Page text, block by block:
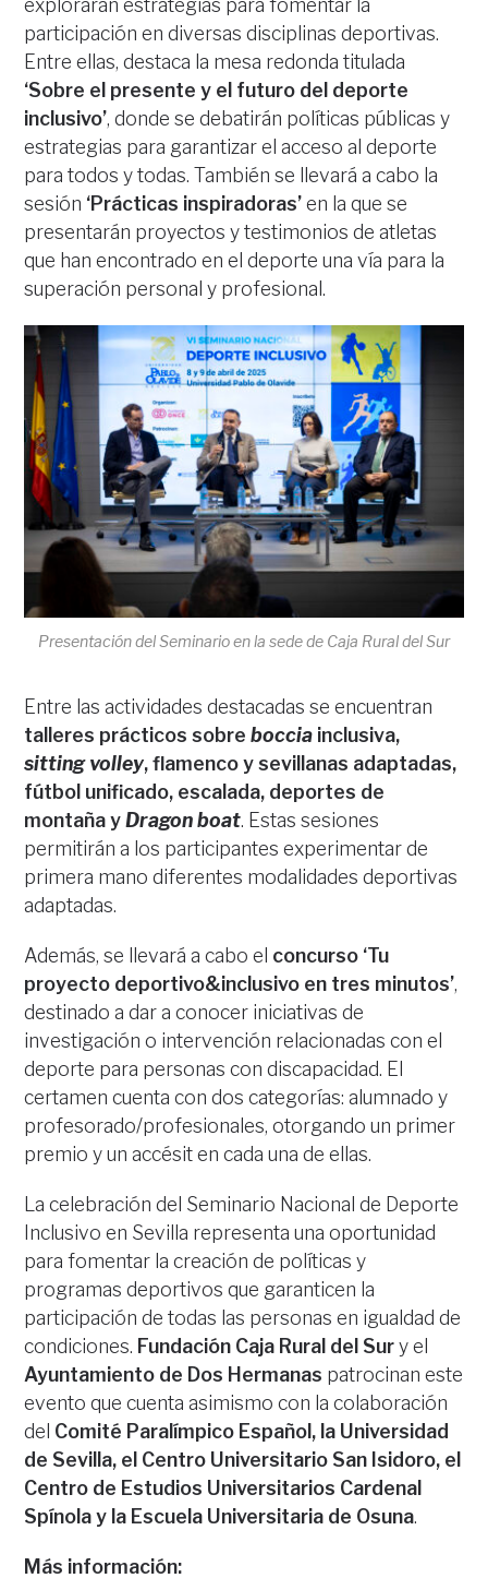
participación en diversas disciplinas deportivas.
Entre ellas, destaca la mesa redonda titulada
‘Sobre el presente y el futuro del deporte
inclusivo’, donde se debatirán políticas públicas y
estrategias para garantizar el acceso al deporte
para todos y todas. También se llevará a cabo la
sesión ‘Prácticas inspiradoras’en la que se
presentarán proyectos y testimonios de atletas
que han encontrado en el deporte una vía para la
superación personal y profesional.
Presentación del Seminario en la sede de Caja Rural del Sur
Entre las actividades destacadas se encuentran
talleres prácticos sobreboccia inclusiva,
sitting volley, flamenco y sevillanas adaptadas,
fútbol unificado, escalada, deportes de
montaña yDragon boat. Estas sesiones
permitirán a los participantes experimentar de
primera mano diferentes modalidades deportivas
adaptadas.
Además, se llevará a cabo el concurso ‘Tu
proyecto deportivo&inclusivo en tres minutos’,
destinado a dar a conocer iniciativas de
investigación o intervención relacionadas con el
deporte para personas con discapacidad. El
certamen cuenta con dos categorías: alumnado y
profesorado/profesionales, otorgando un primer
premio y un accésit en cada una de ellas.
La celebración del Seminario Nacional de Deporte
Inclusivo en Sevilla representa una oportunidad
para fomentar la creación de políticas y
programas deportivos que garanticen la
participación de todas las personas en igualdad de
condiciones. Fundación Caja Rural del Sury el
Ayuntamiento de Dos Hermanas patrocinan este
evento que cuenta asimismo con la colaboración
del Comité Paralímpico Español, la Universidad
de Sevilla, el Centro Universitario San Isidoro, el
Centro de Estudios Universitarios Cardenal
Spínola y la Escuela Universitaria de Osuna.
Más información: